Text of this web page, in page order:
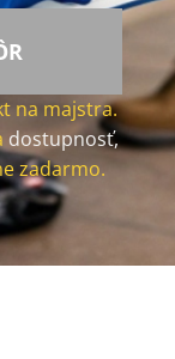
na majstra.
dostupnosť,
zadarmo.